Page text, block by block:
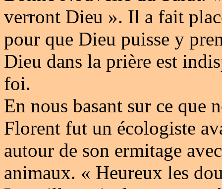
verront Dieu ». Il a fait
pour que Dieu puisse y
Dieu dans la prière est
foi.
En nous basant sur ce que
Florent fut un écologiste
autour de son ermitage
animaux. « Heureux les